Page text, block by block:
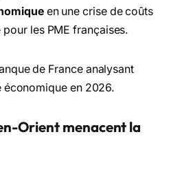
en une crise de coûts
les PME françaises.
Orient menacent la